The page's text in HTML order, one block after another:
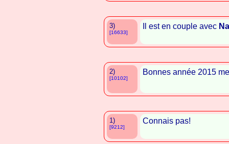
3)
[16633]
Il est en couple avec
2)
[10102]
Bonnes année 2015
1)
[9212]
Connais pas!